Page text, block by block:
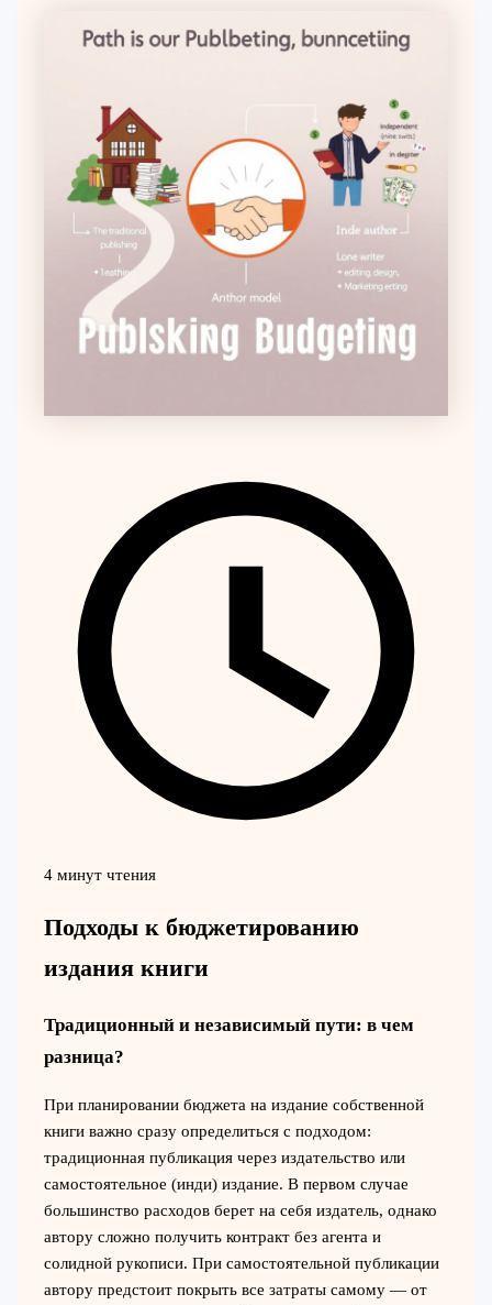
4 минут чтения
Подходы к бюджетированию
издания книги
Традиционный и независимый пути: в чем
разница?
При планировании бюджета на издание собственной
книги важно сразу определиться с подходом:
традиционная публикация через издательство или
самостоятельное (инди) издание. В первом случае
большинство расходов берет на себя издатель, однако
автору сложно получить контракт без агента и
солидной рукописи. При самостоятельной публикации
автору предстоит покрыть все затраты самому — от